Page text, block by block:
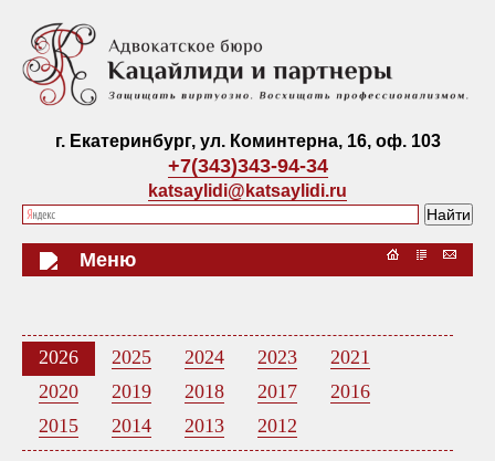
г. Екатеринбург, ул. Коминтерна, 16, оф. 103
+7(343)343-94-34
katsaylidi@katsaylidi.ru
Меню
2026 2025 2024 2023
2021
2020
2019 2018 2017
2016
2015
2014 2013 2012